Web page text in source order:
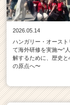
2026.05.14
ハンガリー・オースト
て海外研修を実施〜“
解するために、歴史と
の原点へ〜